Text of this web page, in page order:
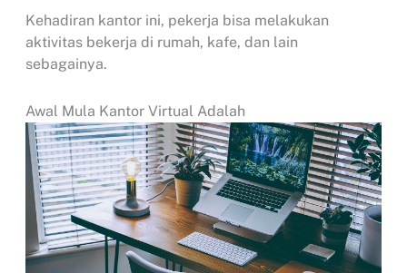
Kehadiran kantor ini, pekerja bisa melakukan
aktivitas bekerja di rumah, kafe, dan lain
sebagainya.
Awal Mula Kantor Virtual Adalah